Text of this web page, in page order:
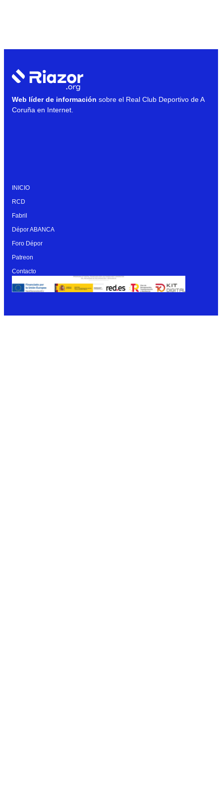
Web líder de información sobre el Real Club Deportivo de A
Coruña en Internet.
INICIO
RCD
Fabril
Dépor ABANCA
Foro Dépor
Patreon
Contacto